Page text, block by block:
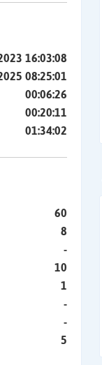
16:03:08
08:25:01
00:06:26
00:20:11
01:34:02
60
8
-
10
1
-
-
5